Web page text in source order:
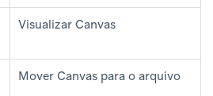
Visualizar Canvas
Mover Canvas para o arquivo